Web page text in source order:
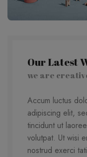
Our Latest
we are
Accum luctus
adipiscing elit,
tincidunt ut
volutpat. Ut wisi
nostrud exerci